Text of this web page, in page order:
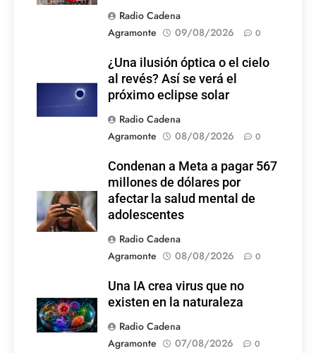
Radio Cadena
Agramonte
09/08/2026 0
¿Una ilusión óptica o el cielo
al revés? Así se verá el
próximo eclipse solar
Radio Cadena
Agramonte
08/08/2026 0
Condenan a Meta a pagar 567
millones de dólares por
afectar la salud mental de
adolescentes
Radio Cadena
Agramonte
08/08/2026 0
Una IA crea virus que no
existen en la naturaleza
Radio Cadena
Agramonte
07/08/2026 0